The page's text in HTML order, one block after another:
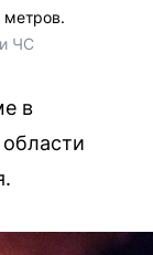
метров.
ЧС
в